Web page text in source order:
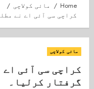
Home
مائی کولاچی
کراچی سی آئی اے نے
مائی کولاچی
کراچی سی آئی اے
گرفتار کرلیا۔